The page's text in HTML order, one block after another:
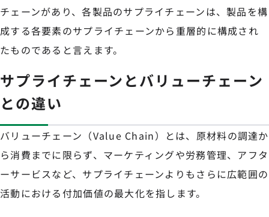
チェーンがあり、各製品のサプライチェーンは、製品を構
成する各要素のサプライチェーンから重層的に構成され
たものであると言えます。
サプライチェーンとバリューチェーン
との違い
バリューチェーン（Value Chain）とは、原材料の調達か
ら消費までに限らず、マーケティングや労務管理、アフタ
ーサービスなど、サプライチェーンよりもさらに広範囲の
活動における付加価値の最大化を指します。